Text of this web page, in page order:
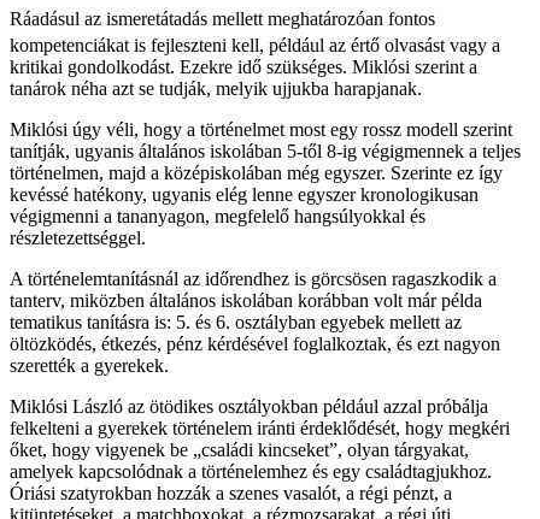
Ráadásul az ismeretátadás mellett meghatározóan fontos
kompetenciákat is fejleszteni kell, például az értő olvasást vagy a
kritikai gondolkodást. Ezekre idő szükséges. Miklósi szerint a
tanárok néha azt se tudják, melyik ujjukba harapjanak.
Miklósi úgy véli, hogy a történelmet most egy rossz modell szerint
tanítják, ugyanis általános iskolában 5-től 8-ig végigmennek a teljes
történelmen, majd a középiskolában még egyszer. Szerinte ez így
kevéssé hatékony, ugyanis elég lenne egyszer kronologikusan
végigmenni a tananyagon, megfelelő hangsúlyokkal és
részletezettséggel.
A történelemtanításnál az időrendhez is görcsösen ragaszkodik a
tanterv, miközben általános iskolában korábban volt már példa
tematikus tanításra is: 5. és 6. osztályban egyebek mellett az
öltözködés, étkezés, pénz kérdésével foglalkoztak, és ezt nagyon
szerették a gyerekek.
Miklósi László az ötödikes osztályokban például azzal próbálja
felkelteni a gyerekek történelem iránti érdeklődését, hogy megkéri
őket, hogy vigyenek be „családi kincseket”, olyan tárgyakat,
amelyek kapcsolódnak a történelemhez és egy családtagjukhoz.
Óriási szatyrokban hozzák a szenes vasalót, a régi pénzt, a
kitüntetéseket, a matchboxokat, a rézmozsarakat, a régi úti